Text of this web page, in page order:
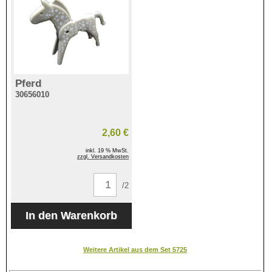
Pferd
30656010
2,60 €
inkl. 19 % MwSt.
zzgl. Versandkosten
/2
Weitere Artikel aus dem Set 5725